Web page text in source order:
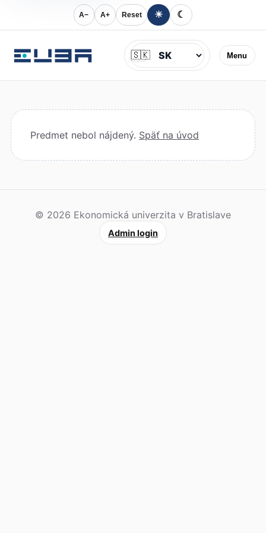
A− A+ Reset ☀ ☾
Menu
Jazyk
🇸🇰
Predmet nebol nájdený. Späť na úvod
© 2026 Ekonomická univerzita v Bratislave
Admin login